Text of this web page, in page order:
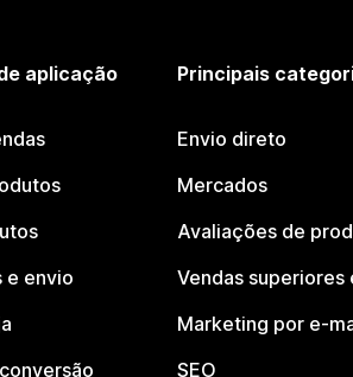
aplicação
e envio
Principais
Envio direto
Mercados
Avaliações de
Vendas superiores
Marketing por e-
SEO